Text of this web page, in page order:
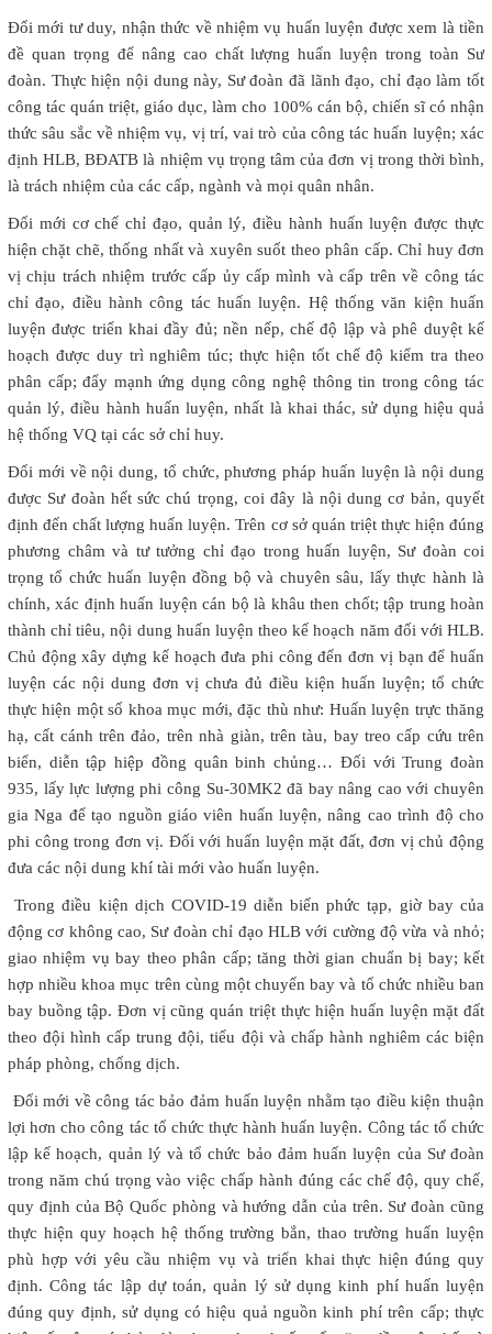
Đổi mới tư duy, nhận thức về nhiệm vụ huấn luyện được xem là tiền
đề quan trọng để nâng cao chất lượng huấn luyện trong toàn Sư
đoàn. Thực hiện nội dung này, Sư đoàn đã lãnh đạo, chỉ đạo làm tốt
công tác quán triệt, giáo dục, làm cho 100% cán bộ, chiến sĩ có nhận
thức sâu sắc về nhiệm vụ, vị trí, vai trò của công tác huấn luyện; xác
định HLB, BĐATB là nhiệm vụ trọng tâm của đơn vị trong thời bình,
là trách nhiệm của các cấp, ngành và mọi quân nhân.
Đổi mới cơ chế chỉ đạo, quản lý, điều hành huấn luyện được thực
hiện chặt chẽ, thống nhất và xuyên suốt theo phân cấp. Chỉ huy đơn
vị chịu trách nhiệm trước cấp ủy cấp mình và cấp trên về công tác
chỉ đạo, điều hành công tác huấn luyện. Hệ thống văn kiện huấn
luyện được triển khai đầy đủ; nền nếp, chế độ lập và phê duyệt kế
hoạch được duy trì nghiêm túc; thực hiện tốt chế độ kiểm tra theo
phân cấp; đẩy mạnh ứng dụng công nghệ thông tin trong công tác
quản lý, điều hành huấn luyện, nhất là khai thác, sử dụng hiệu quả
hệ thống VQ tại các sở chỉ huy.
Đổi mới về nội dung, tổ chức, phương pháp huấn luyện là nội dung
được Sư đoàn hết sức chú trọng, coi đây là nội dung cơ bản, quyết
định đến chất lượng huấn luyện. Trên cơ sở quán triệt thực hiện đúng
phương châm và tư tưởng chỉ đạo trong huấn luyện, Sư đoàn coi
trọng tổ chức huấn luyện đồng bộ và chuyên sâu, lấy thực hành là
chính, xác định huấn luyện cán bộ là khâu then chốt; tập trung hoàn
thành chỉ tiêu, nội dung huấn luyện theo kế hoạch năm đối với HLB.
Chủ động xây dựng kế hoạch đưa phi công đến đơn vị bạn để huấn
luyện các nội dung đơn vị chưa đủ điều kiện huấn luyện; tổ chức
thực hiện một số khoa mục mới, đặc thù như: Huấn luyện trực thăng
hạ, cất cánh trên đảo, trên nhà giàn, trên tàu, bay treo cấp cứu trên
biển, diễn tập hiệp đồng quân binh chủng… Đối với Trung đoàn
935, lấy lực lượng phi công Su-30MK2 đã bay nâng cao với chuyên
gia Nga để tạo nguồn giáo viên huấn luyện, nâng cao trình độ cho
phi công trong đơn vị. Đối với huấn luyện mặt đất, đơn vị chủ động
đưa các nội dung khí tài mới vào huấn luyện.
Trong điều kiện dịch COVID-19 diễn biến phức tạp, giờ bay của
động cơ không cao, Sư đoàn chỉ đạo HLB với cường độ vừa và nhỏ;
giao nhiệm vụ bay theo phân cấp; tăng thời gian chuẩn bị bay; kết
hợp nhiều khoa mục trên cùng một chuyến bay và tổ chức nhiều ban
bay buồng tập. Đơn vị cũng quán triệt thực hiện huấn luyện mặt đất
theo đội hình cấp trung đội, tiểu đội và chấp hành nghiêm các biện
pháp phòng, chống dịch.
Đổi mới về công tác bảo đảm huấn luyện nhằm tạo điều kiện thuận
lợi hơn cho công tác tổ chức thực hành huấn luyện. Công tác tổ chức
lập kế hoạch, quản lý và tổ chức bảo đảm huấn luyện của Sư đoàn
trong năm chú trọng vào việc chấp hành đúng các chế độ, quy chế,
quy định của Bộ Quốc phòng và hướng dẫn của trên. Sư đoàn cũng
thực hiện quy hoạch hệ thống trường bắn, thao trường huấn luyện
phù hợp với yêu cầu nhiệm vụ và triển khai thực hiện đúng quy
định. Công tác lập dự toán, quản lý sử dụng kinh phí huấn luyện
đúng quy định, sử dụng có hiệu quả nguồn kinh phí trên cấp; thực